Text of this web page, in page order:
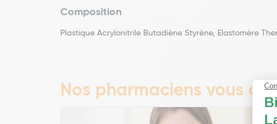
Composition
Plastique Acrylonitrile Butadiène Styrène, Elastomère
Nos pharmaciens vous